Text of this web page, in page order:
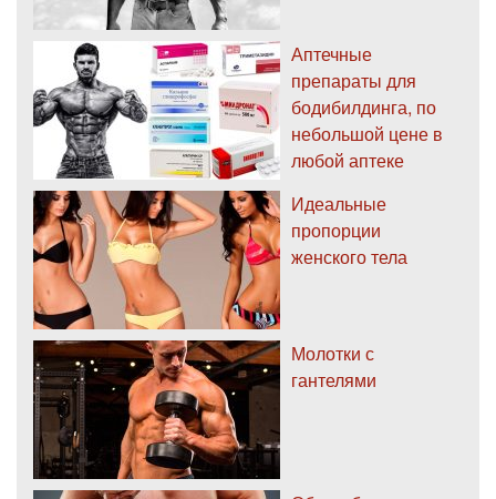
Аптечные
препараты для
бодибилдинга, по
небольшой цене в
любой аптеке
Идеальные
пропорции
женского тела
Молотки с
гантелями